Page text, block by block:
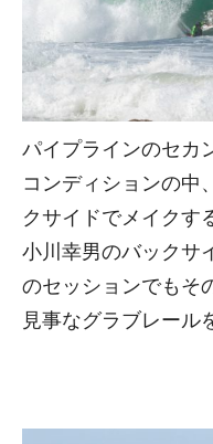
パイプラインのセカ
コンディションの中
クサイドでメイクす
小川幸男のバックサ
のセッションでもそ
見事なグラブレール